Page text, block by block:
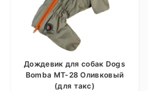
Дождевик для собак Dogs
Bomba MT-28 Оливковый
(для такс)